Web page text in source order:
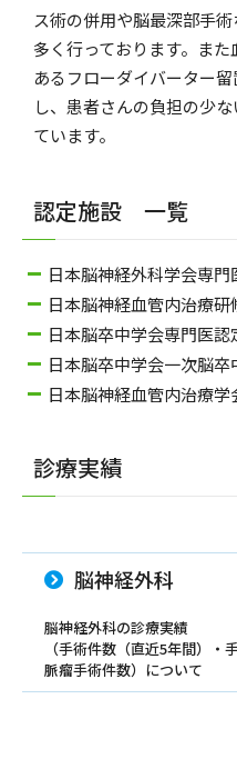
ス術の併用や脳最深部手
多く行っております。ま
あるフローダイバーター
し、患者さんの負担の少
ています。
認定施設 一覧
日本脳神経外科学会専
日本脳神経血管内治療研
日本脳卒中学会専門医
日本脳卒中学会一次脳卒
日本脳神経血管内治療
診療実績
脳神経外科
脳神経外科の診療実績
（手術件数（直近5年間）・
脈瘤手術件数）について